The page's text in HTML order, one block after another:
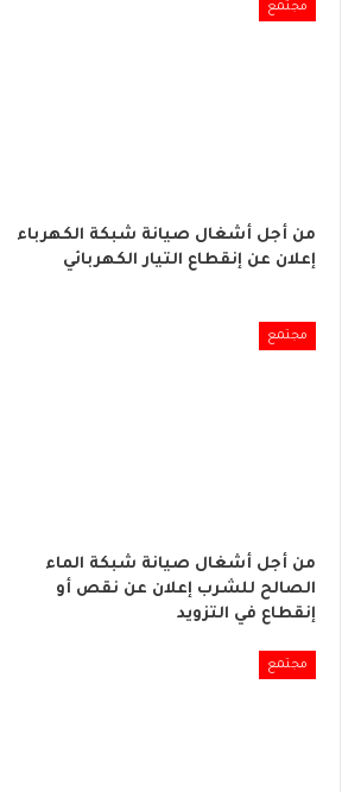
مجتمع
من أجل أشغال صيانة شبكة الكهرباء
إعلان عن إنقطاع التيار الكهربائي
مجتمع
من أجل أشغال صيانة شبكة الماء
الصالح للشرب إعلان عن نقص أو
إنقطاع في التزويد
مجتمع